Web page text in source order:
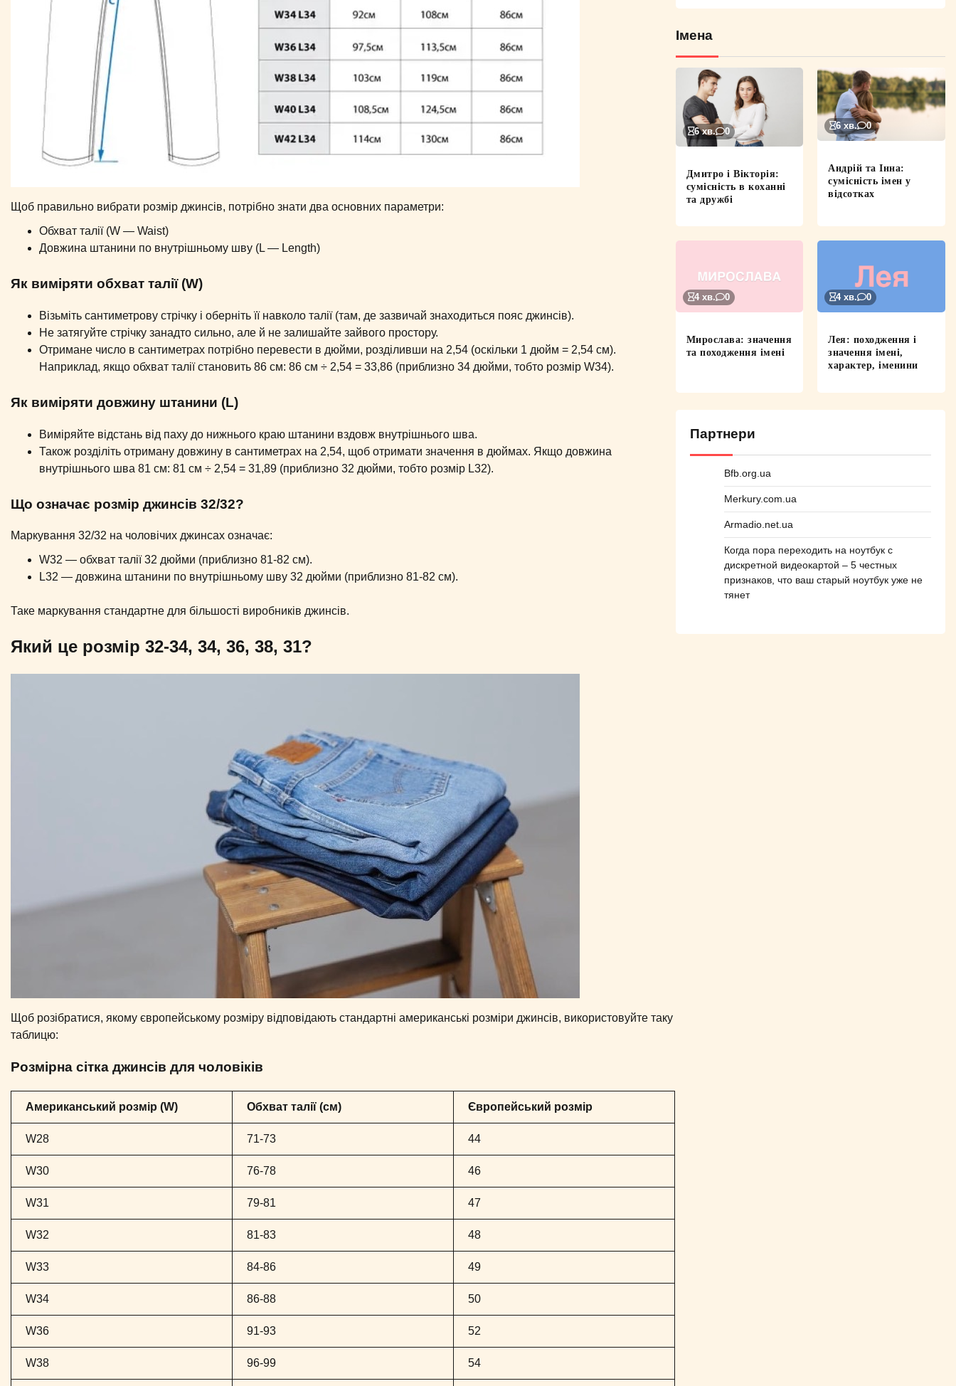
Щоб правильно вибрати розмір джинсів, потрібно знати два основних параметри:
Обхват талії (W — Waist)
Довжина штанини по внутрішньому шву (L — Length)
Як виміряти обхват талії (W)
Візьміть сантиметрову стрічку і оберніть її навколо талії (там, де зазвичай знаходиться пояс джинсів).
Не затягуйте стрічку занадто сильно, але й не залишайте зайвого простору.
Отримане число в сантиметрах потрібно перевести в дюйми, розділивши на 2,54 (оскільки 1 дюйм = 2,54 см).
Наприклад, якщо обхват талії становить 86 см: 86 см ÷ 2,54 = 33,86 (приблизно 34 дюйми, тобто розмір W34).
Як виміряти довжину штанини (L)
Виміряйте відстань від паху до нижнього краю штанини вздовж внутрішнього шва.
Також розділіть отриману довжину в сантиметрах на 2,54, щоб отримати значення в дюймах. Якщо довжина
внутрішнього шва 81 см: 81 см ÷ 2,54 = 31,89 (приблизно 32 дюйми, тобто розмір L32).
Що означає розмір джинсів 32/32?
Маркування 32/32 на чоловічих джинсах означає:
W32 — обхват талії 32 дюйми (приблизно 81-82 см).
L32 — довжина штанини по внутрішньому шву 32 дюйми (приблизно 81-82 см).
Таке маркування стандартне для більшості виробників джинсів.
Який це розмір 32-34, 34, 36, 38, 31?
Щоб розібратися, якому європейському розміру відповідають стандартні американські розміри джинсів, використовуйте таку
таблицю:
Розмірна сітка джинсів для чоловіків
Американський розмір (W) Обхват талії (см) Європейський розмір
W28 71-73 44
W30 76-78 46
W31 79-81 47
W32 81-83 48
W33 84-86 49
W34 86-88 50
W36 91-93 52
W38 96-99 54
Імена
6 хв. 0
Дмитро і Вікторія:
сумісність в коханні
та дружбі
6 хв. 0
Андрій та Інна:
сумісність імен у
відсотках
4 хв. 0
Мирослава: значення
та походження імені
4 хв. 0
Лея: походження і
значення імені,
характер, іменини
Партнери
Bfb.org.ua
Merkury.com.ua
Armadio.net.ua
Когда пора переходить на ноутбук с
дискретной видеокартой – 5 честных
признаков, что ваш старый ноутбук уже не
тянет